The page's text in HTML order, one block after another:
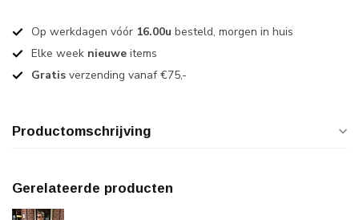
Op werkdagen vóór 16.00u besteld, morgen in huis
Elke week nieuwe items
Gratis verzending vanaf €75,-
Productomschrijving
Gerelateerde producten